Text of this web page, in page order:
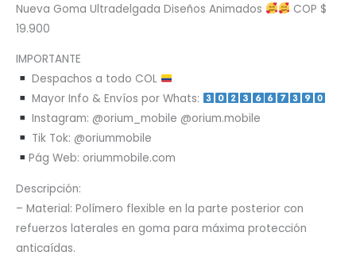
Nueva Goma Ultradelgada Diseños Animados
COP $
19.900
IMPORTANTE
Despachos a todo COL
Mayor Info & Envíos por Whats:
Instagram: @orium_mobile @orium.mobile
Tik Tok: @oriummobile
Pág Web: oriummobile.com
Descripción:
– Material: Polímero flexible en la parte posterior con
refuerzos laterales en goma para máxima protección
anticaídas.